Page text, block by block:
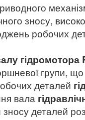
зносу,
робочих
гідромотора
групи,
деталей
вала
деталей